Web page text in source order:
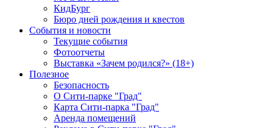
КидБург
Бюро дней рождения и квестов
События и новости
Текущие события
Фотоотчеты
Выставка «Зачем родился?» (18+)
Полезное
Безопасность
О Сити-парке "Град"
Карта Сити-парка "Град"
Аренда помещений